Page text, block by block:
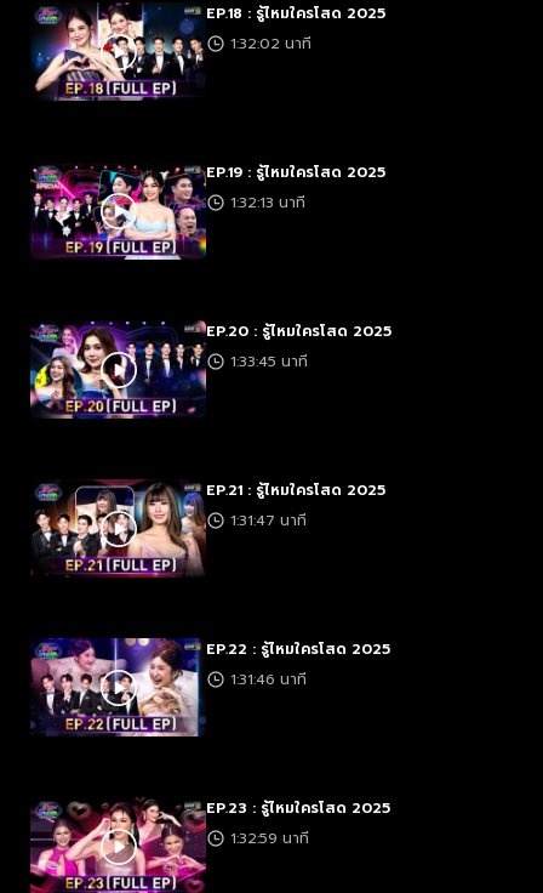
EP.18 : รู้ไหมใครโสด 2025
1:32:02 นาที
EP.19 : รู้ไหมใครโสด 2025
1:32:13 นาที
EP.20 : รู้ไหมใครโสด 2025
1:33:45 นาที
EP.21 : รู้ไหมใครโสด 2025
1:31:47 นาที
EP.22 : รู้ไหมใครโสด 2025
1:31:46 นาที
EP.23 : รู้ไหมใครโสด 2025
1:32:59 นาที